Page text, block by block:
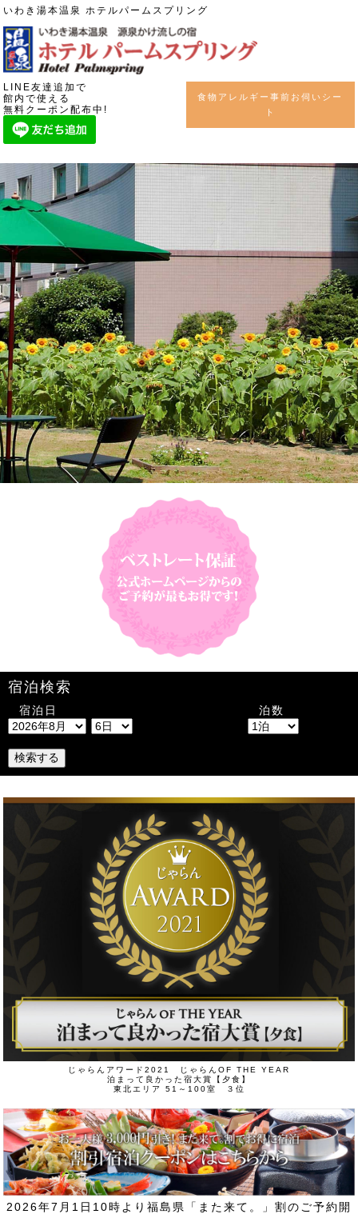
いわき湯本温泉 ホテルパームスプリング
LINE友達追加で
館内で使える
無料クーポン配布中!
食物アレルギー事前お伺いシー
ト
宿泊検索
宿泊日 泊数
検索する
じゃらんアワード2021 じゃらんOF THE YEAR
泊まって良かった宿大賞【夕食】
東北エリア 51～100室 ３位
2026年7月1日10時より福島県「また来て。」割のご予約開